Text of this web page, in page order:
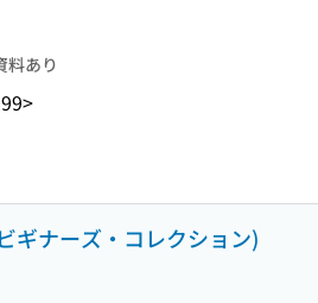
料あり
ギナーズ・コレクション)